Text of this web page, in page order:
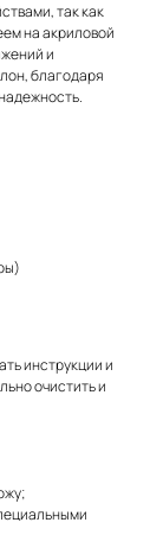
так как
на акриловой
и
благодаря
инструкции и
очистить и